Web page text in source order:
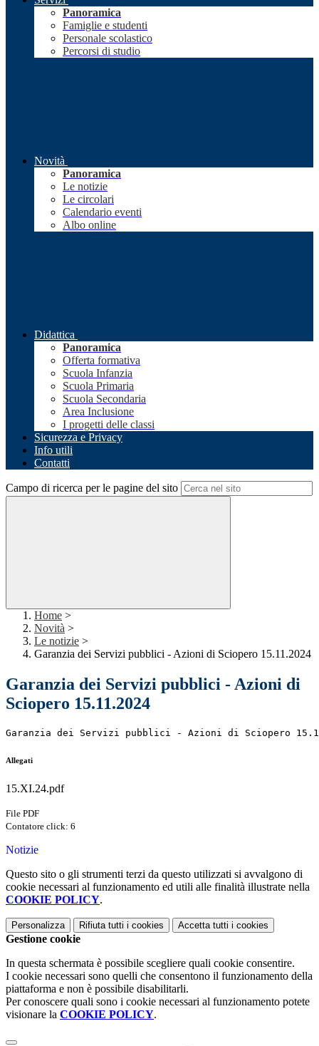
Panoramica
Famiglie e studenti
Personale scolastico
Percorsi di studio
Novità
Panoramica
Le notizie
Le circolari
Calendario eventi
Albo online
Didattica
Panoramica
Offerta formativa
Scuola Infanzia
Scuola Primaria
Scuola Secondaria
Area Inclusione
I progetti delle classi
Sicurezza e Privacy
Info utili
Contatti
Campo di ricerca per le pagine del sito
Home >
Novità >
Le notizie >
Garanzia dei Servizi pubblici - Azioni di Sciopero 15.11.2024
Garanzia dei Servizi pubblici - Azioni di
Sciopero 15.11.2024
Garanzia dei Servizi pubblici - Azioni di Sciopero
Allegati
15.XI.24.pdf
File PDF
Contatore click: 6
Notizie
Questo sito o gli strumenti terzi da questo utilizzati si avvalgono di
cookie necessari al funzionamento ed utili alle finalità illustrate nella
COOKIE POLICY.
Personalizza Rifiuta tutti i cookies Accetta tutti i cookies
Gestione cookie
In questa schermata è possibile scegliere quali cookie consentire.
I cookie necessari sono quelli che consentono il funzionamento della
piattaforma e non è possibile disabilitarli.
Per conoscere quali sono i cookie necessari al funzionamento potete
visionare la COOKIE POLICY.